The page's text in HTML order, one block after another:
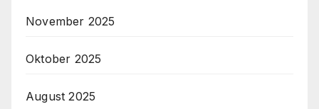
November 2025
Oktober 2025
August 2025